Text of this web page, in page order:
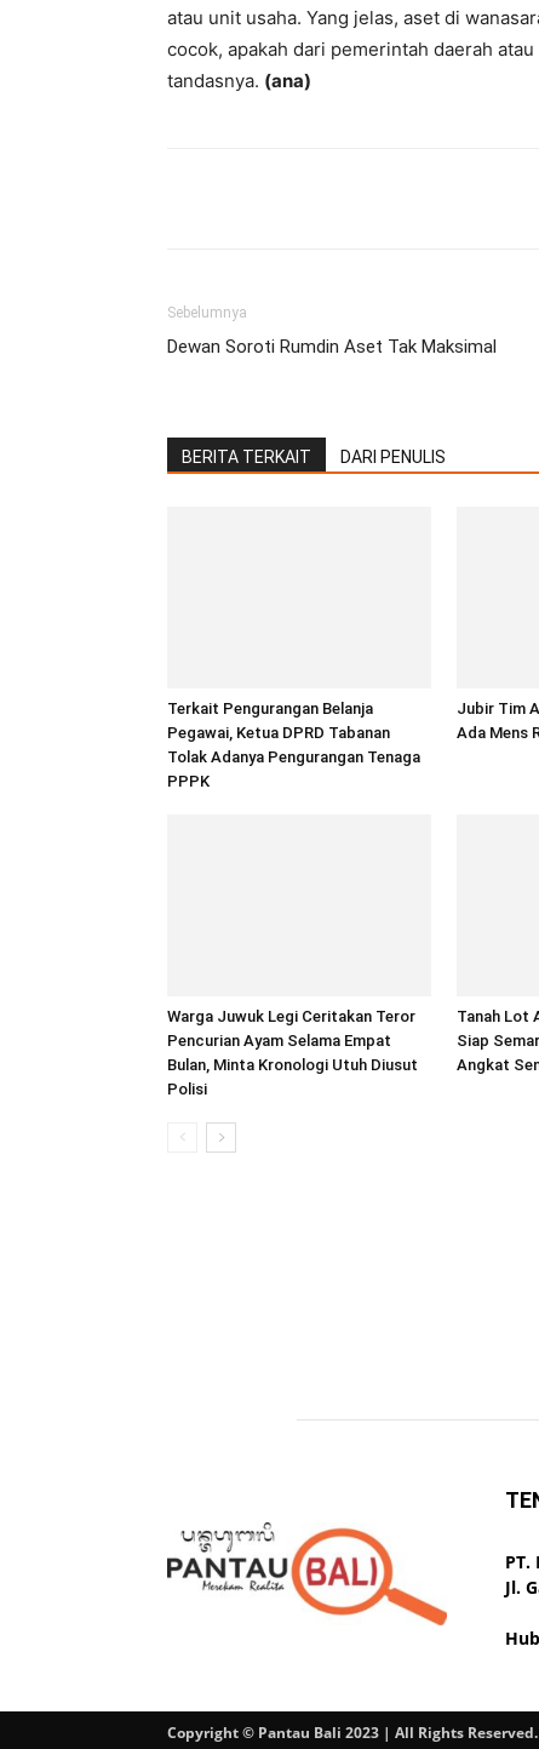
atau unit usaha. Yang jelas, aset di
cocok, apakah dari pemerintah daerah
tandasnya. (ana)
Sebelumnya
Dewan Soroti Rumdin Aset Tak Maksimal
BERITA TERKAIT DARI PENULIS
Terkait Pengurangan Belanja
Pegawai, Ketua DPRD Tabanan
Tolak Adanya Pengurangan Tenaga
PPPK
Jubir Tim
Ada Mens
Warga Juwuk Legi Ceritakan Teror
Pencurian Ayam Selama Empat
Bulan, Minta Kronologi Utuh Diusut
Polisi
Tanah Lot
Siap
Angkat
PT.
Jl.
Copyright © Pantau Bali 2023 | All Rights Reserved.